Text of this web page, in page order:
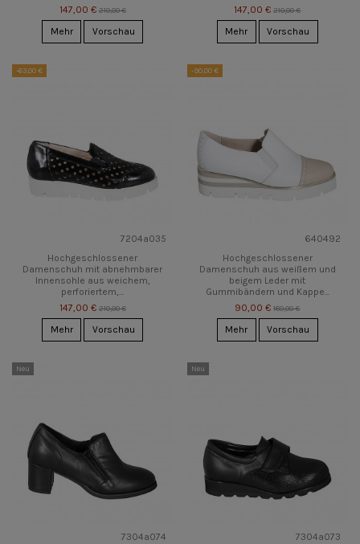
147,00 € 210,00 €
Mehr Vorschau
147,00 € 210,00 €
Mehr Vorschau
-63,00 €
7204a035
Hochgeschlossener
Damenschuh mit abnehmbarer
Innensohle aus weichem,
perforiertem,...
147,00 € 210,00 €
Mehr Vorschau
-90,00 €
640492
Hochgeschlossener
Damenschuh aus weißem und
beigem Leder mit
Gummibändern und Kappe...
90,00 € 180,00 €
Mehr Vorschau
Neu
7304a074
Neu
7304a073